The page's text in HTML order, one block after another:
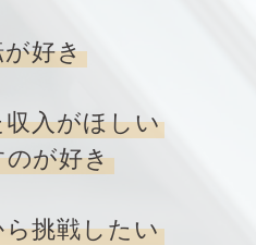
が好き
収入がほしい
のが好き
ら挑戦したい